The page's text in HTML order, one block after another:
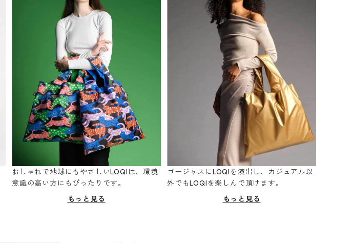
おしゃれで地球にもやさしいLOQIは、環境
意識の高い方にもぴったりです。
もっと見る
ゴージャスにLOQIを演出し、カジュアル以
外でもLOQIを楽しんで頂けます。
もっと見る